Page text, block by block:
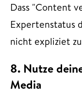
Dass "Content
Expertenstatus
nicht expliziet
8. Nutze
Media